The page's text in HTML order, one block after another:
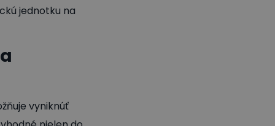
jednotku na
vyniknúť